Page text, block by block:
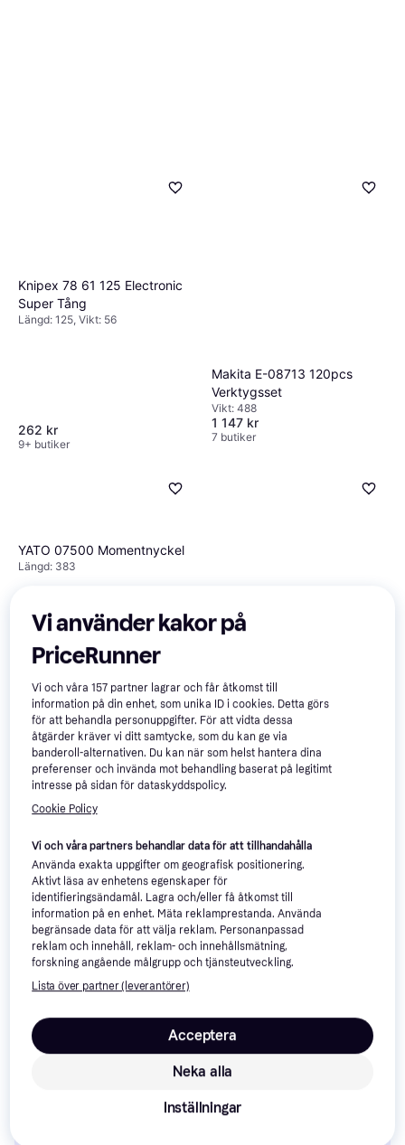
Knipex 78 61 125 Electronic
Super Tång
Längd: 125, Vikt: 56
262 kr
9+ butiker
Makita E-08713 120pcs
Verktygsset
Vikt: 488
1 147 kr
7 butiker
YATO 07500 Momentnyckel
Längd: 383
269 kr
8 butiker
Bahco 808050P 6pcs
Vikt: 270
298 kr
9+ butiker
Bahco Replacement Blades
for 650 Ergo 442 Färgskrapa
Längd: 50, Vikt: 6
iFixit IF145-299-4 64 Set
Bitsskruvmejsel
Vikt: 412
349 kr
Vi använder kakor på
PriceRunner
Vi och våra157 partner lagrar och får åtkomst till
information på din enhet, som unika ID i cookies. Detta görs
för att behandla personuppgifter. För att vidta dessa
åtgärder kräver vi ditt samtycke, som du kan ge via
banderoll-alternativen. Du kan när som helst hantera dina
preferenser och invända mot behandling baserat på legitimt
intresse på sidan för dataskyddspolicy.
Cookie Policy
Vi och våra partners behandlar data för att tillhandahålla
Använda exakta uppgifter om geografisk positionering.
Aktivt läsa av enhetens egenskaper för
identifieringsändamål. Lagra och/eller få åtkomst till
information på en enhet. Mäta reklamprestanda. Använda
begränsade data för att välja reklam. Personanpassad
reklam och innehåll, reklam- och innehållsmätning,
forskning angående målgrupp och tjänsteutveckling.
Lista över partner (leverantörer)
Neka alla
Acceptera
Inställningar